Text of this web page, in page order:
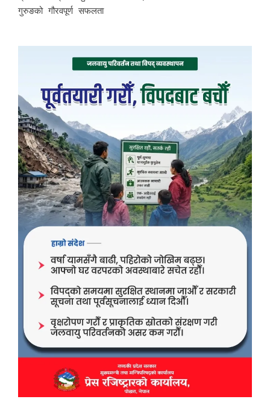
गुरुङको गौरवपूर्ण सफलता